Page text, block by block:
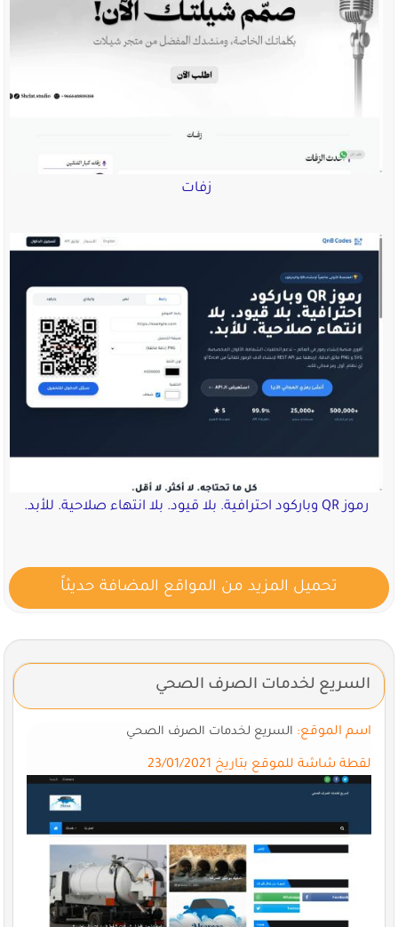
زفات
رموز QR وباركود احترافية. بلا قيود. بلا انتهاء صلاحية. للأبد.
تحميل المزيد من المواقع المضافة حديثاً
السريع لخدمات الصرف الصحي
اسم الموقع:السريع لخدمات الصرف الصحي
لقطة شاشة للموقع بتاريخ 23/01/2021